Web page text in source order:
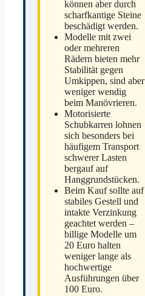
können aber durch
scharfkantige Steine
beschädigt werden.
Modelle mit zwei
oder mehreren
Rädern bieten mehr
Stabilität gegen
Umkippen, sind aber
weniger wendig
beim Manövrieren.
Motorisierte
Schubkarren lohnen
sich besonders bei
häufigem Transport
schwerer Lasten
bergauf auf
Hanggrundstücken.
Beim Kauf sollte auf
stabiles Gestell und
intakte Verzinkung
geachtet werden –
billige Modelle um
20 Euro halten
weniger lange als
hochwertige
Ausführungen über
100 Euro.